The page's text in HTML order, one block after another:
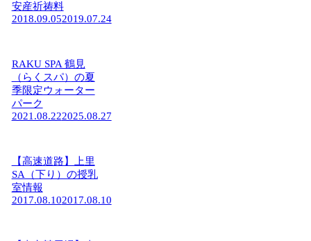
安産祈祷料
2018.09.052019.07.24
RAKU SPA 鶴見
（らくスパ）の夏
季限定ウォーター
パーク
2021.08.222025.08.27
【高速道路】上里
SA（下り）の授乳
室情報
2017.08.102017.08.10